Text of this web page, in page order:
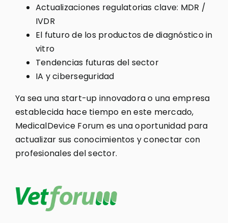
Actualizaciones regulatorias clave: MDR /
IVDR
El futuro de los productos de diagnóstico in
vitro
Tendencias futuras del sector
IA y ciberseguridad
Ya sea una start-up innovadora o una empresa
establecida hace tiempo en este mercado,
MedicalDevice Forum es una oportunidad para
actualizar sus conocimientos y conectar con
profesionales del sector.